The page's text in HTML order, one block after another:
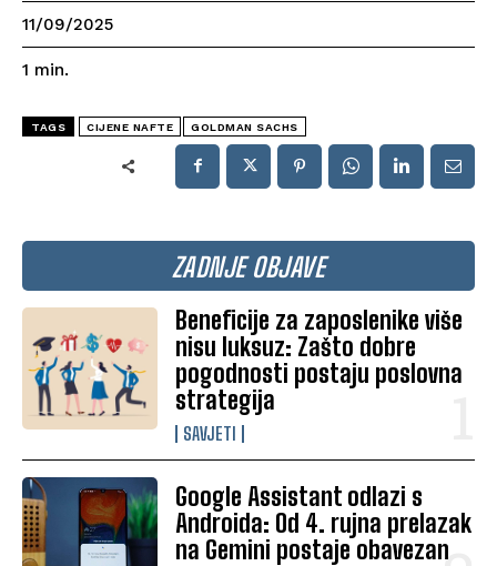
ZADNJE OBJAVE
Beneficije za zaposlenike više
nisu luksuz: Zašto dobre
pogodnosti postaju poslovna
strategija
SAVJETI
Google Assistant odlazi s
Androida: Od 4. rujna prelazak
na Gemini postaje obavezan
11/09/2025
1 min.
TAGS CIJENE NAFTE GOLDMAN SACHS